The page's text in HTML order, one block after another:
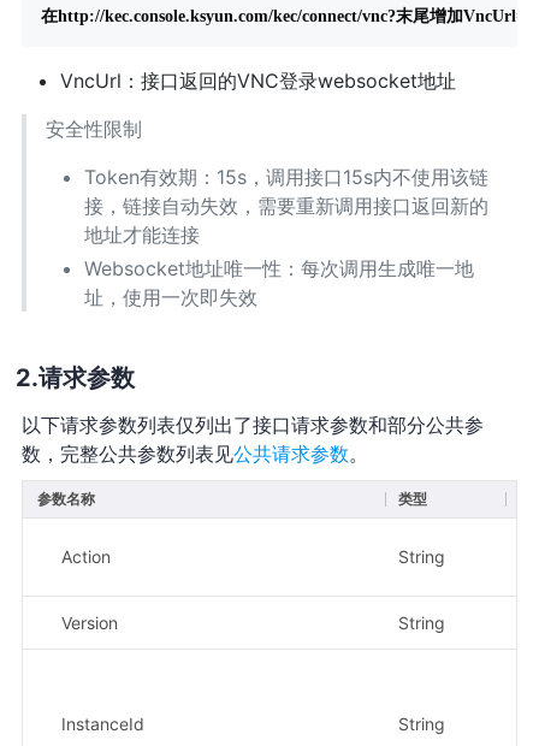
VncUrl：接口返回的VNC登录websocket地址
安全性限制
Token有效期：15s，调用接口15s内不使用该链
接，链接自动失效，需要重新调用接口返回新的
地址才能连接
Websocket地址唯一性：每次调用生成唯一地
址，使用一次即失效
请求参数
以下请求参数列表仅列出了接口请求参数和部分公共参
数，完整公共参数列表见公共请求参数。
参数名称 类型
Action String
Version String
InstanceId String